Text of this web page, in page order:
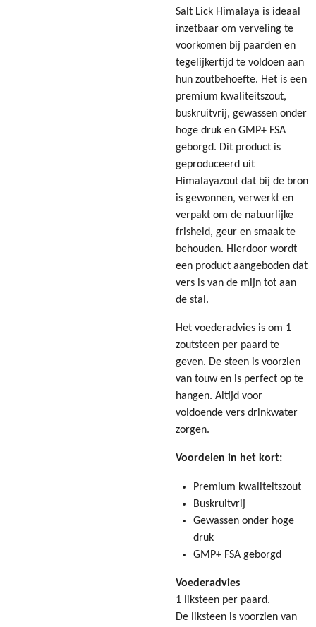
Salt Lick Himalaya is ideaal
inzetbaar om verveling te
voorkomen bij paarden en
tegelijkertijd te voldoen aan
hun zoutbehoefte. Het is een
premium kwaliteitszout,
buskruitvrij, gewassen onder
hoge druk en GMP+ FSA
geborgd. Dit product is
geproduceerd uit
Himalayazout dat bij de bron
is gewonnen, verwerkt en
verpakt om de natuurlijke
frisheid, geur en smaak te
behouden. Hierdoor wordt
een product aangeboden dat
vers is van de mijn tot aan
de stal.
Het voederadvies is om 1
zoutsteen per paard te
geven. De steen is voorzien
van touw en is perfect op te
hangen. Altijd voor
voldoende vers drinkwater
zorgen.
Voordelen in het kort:
Premium kwaliteitszout
Buskruitvrij
Gewassen onder hoge
druk
GMP+ FSA geborgd
Voederadvies
1 liksteen per paard.
De liksteen is voorzien van